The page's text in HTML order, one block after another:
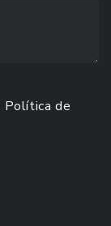
Política de